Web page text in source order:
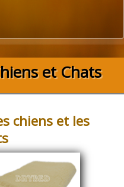
et Chats
chiens et les